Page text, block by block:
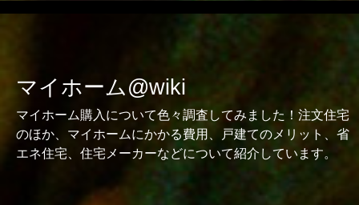
マイホーム@wiki
マイホーム購入について色々調査してみました！注文住宅
のほか、マイホームにかかる費用、戸建てのメリット、省
エネ住宅、住宅メーカーなどについて紹介しています。